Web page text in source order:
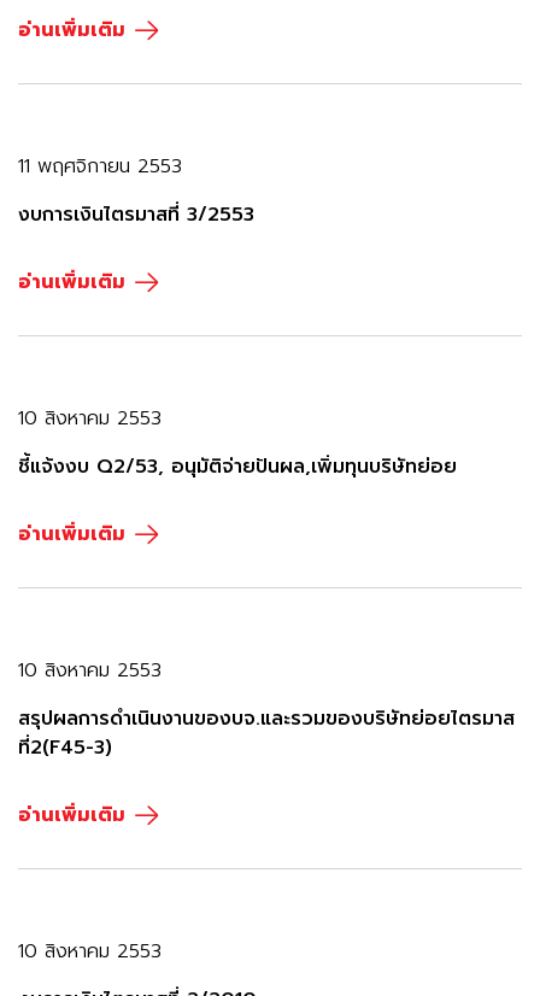
อ่านเพิ่มเติม
11 พฤศจิกายน 2553
งบการเงินไตรมาสที่ 3/2553
อ่านเพิ่มเติม
10 สิงหาคม 2553
ชี้แจ้งงบ Q2/53, อนุมัติจ่ายปันผล,เพิ่มทุนบริษัทย่อย
อ่านเพิ่มเติม
10 สิงหาคม 2553
สรุปผลการดำเนินงานของบจ.และรวมของบริษัทย่อยไตรมาส
ที่2(F45-3)
อ่านเพิ่มเติม
10 สิงหาคม 2553